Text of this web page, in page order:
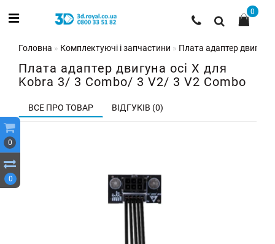
0
0
0
Головна Комплектуючі і запчастини Плата адаптер
Плата адаптер двигуна осі X для
Kobra 3/ 3 Combo/ 3 V2/ 3 V2 Combo
ВСЕ ПРО ТОВАР ВІДГУКІВ (0)